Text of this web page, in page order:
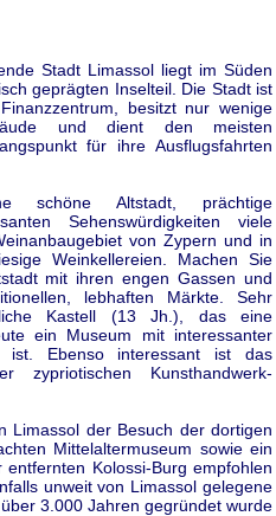
Stadt Limassol liegt im Süden
geprägten Inselteil. Die Stadt ist
besitzt nur wenige
und dient den meisten
für ihre Ausflugsfahrten
schöne Altstadt, prächtige
Sehenswürdigkeiten viele
von Zypern und in
Weinkellereien. Machen Sie
mit ihren engen Gassen und
lebhaften Märkte. Sehr
Kastell (13 Jh.), das eine
ein Museum mit interessanter
ist. Ebenso interessant ist das
zypriotischen Kunsthandwerk-
Limassol der Besuch der dortigen
Mittelaltermuseum sowie ein
Kolossi-Burg empfohlen
unweit von Limassol gelegene
3.000 Jahren gegründet wurde